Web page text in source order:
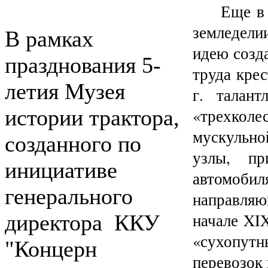
В рамках
празднования 5-
летия Музея
истории трактора,
созданного по
инициативе
генерального
директора ККУ
"Концерн
Еще в
идею
труда
г.
узлы,
начале